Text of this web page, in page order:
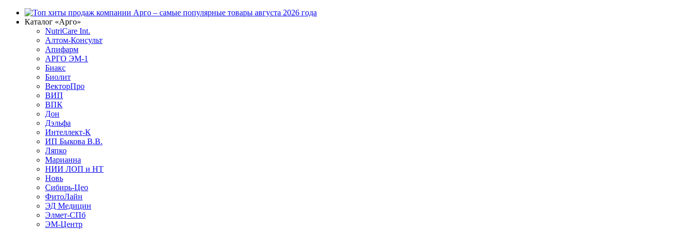
Каталог «Арго»
NutriCare Int.
Алтом-Консульт
Апифарм
АРГО ЭМ-1
Биакс
Биолит
ВекторПро
ВИП
ВПК
Дон
Дэльфа
Интеллект-К
ИП Быкова В.В.
Ляпко
Марианна
НИИ ЛОП и НТ
Новь
Сибирь-Цео
ФитоЛайн
ЭД Медицин
Элмет-СПб
ЭМ-Центр